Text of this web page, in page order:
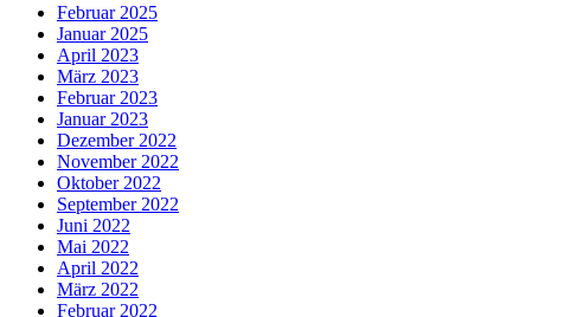
Februar 2025
Januar 2025
April 2023
März 2023
Februar 2023
Januar 2023
Dezember 2022
November 2022
Oktober 2022
September 2022
Juni 2022
Mai 2022
April 2022
März 2022
Februar 2022